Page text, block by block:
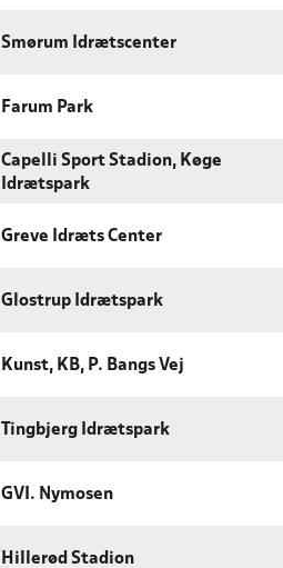
Smørum Idrætscenter
Farum Park
Capelli Sport Stadion, Køge
Idrætspark
Greve Idræts Center
Glostrup Idrætspark
Kunst, KB, P. Bangs Vej
Tingbjerg Idrætspark
GVI. Nymosen
Hillerød Stadion